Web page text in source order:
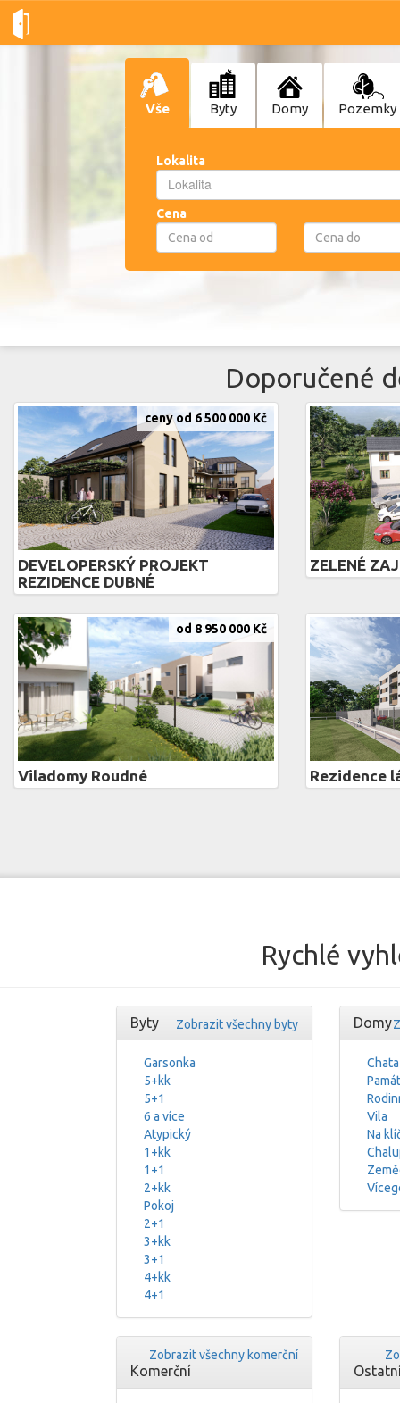
Vše Byty Domy Pozemky
Lokalita
Lokalita
Lokalita
Cena
Doporučené
DEVELOPERSKÝ PROJEKT
REZIDENCE DUBNÉ
ceny od 6 500 000 Kč
ZELENÉ
Viladomy Roudné
od 8 950 000 Kč
Rezidence
Rychlé
Zobrazit všechny byty
Byty
Garsonka
5+kk
5+1
6 a více
Atypický
1+kk
1+1
2+kk
Pokoj
2+1
3+kk
3+1
4+kk
4+1
Domy
Chata
Vila
Na
Zobrazit všechny komerční
Komerční